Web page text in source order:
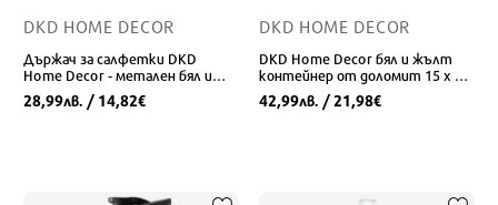
DKD HOME DECOR
Държач за салфетки DKD
Home Decor - метален бял и
тъмносин, 2 броя
28,99лв. / 14,82€
DKD HOME DECOR
DKD Home Decor бял и жълт
контейнер от доломит 15 x 15
x 21 см в стил Шаби Шик
42,99лв. / 21,98€